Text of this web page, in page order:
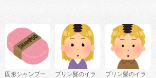
固形シャンプー
プリン髪のイラ
プリン髪のイラ